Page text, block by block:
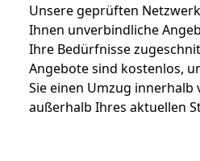
Unsere geprüften
Ihnen unverbindliche
Ihre Bedürfnisse
Angebote sind kostenlos,
Sie einen Umzug innerhalb
außerhalb Ihres aktuellen